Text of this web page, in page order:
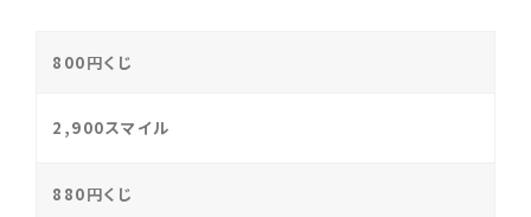
800円くじ
2,900スマイル
880円くじ